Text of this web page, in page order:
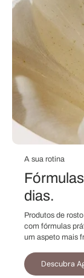
A sua rotina
dias.
Produtos de
com fórmulas
um aspeto mais
Descubra